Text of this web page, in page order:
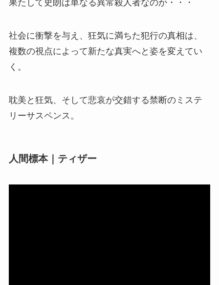
果たして史朗は単なる異常殺人者なのか・・・
社会に衝撃を与え、狂気に満ちた犯行の真相は、
複数の視点によって新たな真実へと姿を変えてい
く。
耽美と狂気、そして悲哀が交錯する禁断のミステ
リーサスペンス。
人間標本｜ティザー